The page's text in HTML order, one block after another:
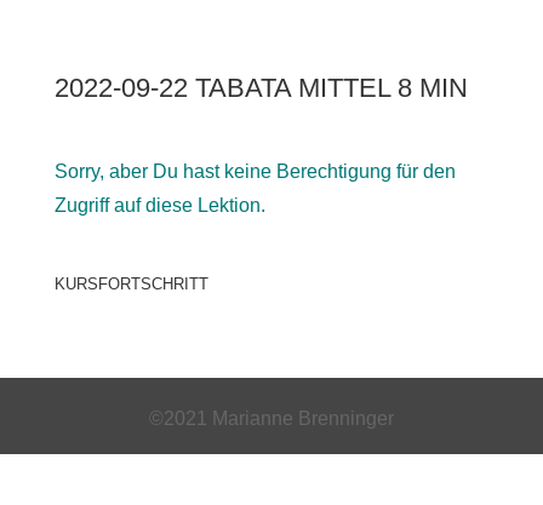
2022-09-22 TABATA MITTEL 8 MIN
Sorry, aber Du hast keine Berechtigung für den
Zugriff auf diese Lektion.
KURSFORTSCHRITT
©2021 Marianne Brenninger